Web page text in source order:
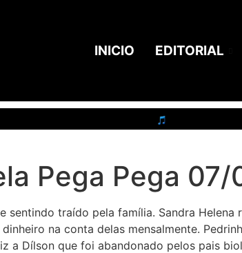
INICIO EDITORIAL
Pega Pega
sentindo traído pela família. Sandra
na conta delas mensalmente.
a Dílson que foi abandonado pelos pais